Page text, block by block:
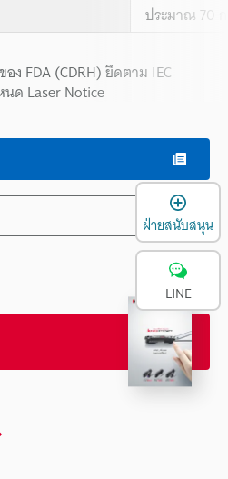
ประมาณ 70
ง FDA (CDRH) ยึดตาม IEC
ด Laser Notice
ฝ่ายสนับสนุน
LINE